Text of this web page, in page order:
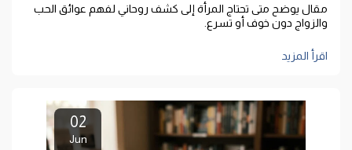
مقال يوضح متى تحتاج المرأة إلى كشف روحاني لفهم عوائق الحب
والزواج دون خوف أو تسرع.
اقرأ المزيد
02
Jun